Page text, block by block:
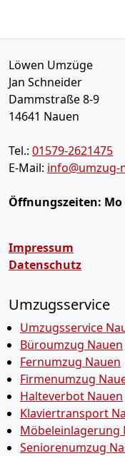
Löwen Umzüge
Jan Schneider
Dammstraße 8-9
14641 Nauen
Tel.: 01579-2621475
E-Mail: info@umzug-
Öffnungszeiten: Mo
Impressum
Datenschutz
Umzugsservice
Umzugsservice
Büroumzug Nauen
Fernumzug Nauen
Firmenumzug
Halteverbot Nauen
Klaviertransport
Möbeleinlagerung
Seniorenumzug